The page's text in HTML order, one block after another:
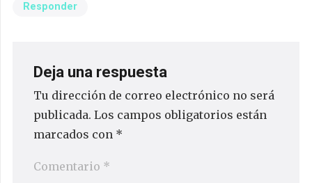
Responder
Deja una respuesta
Tu dirección de correo electrónico no será
publicada. Los campos obligatorios están
marcados con *